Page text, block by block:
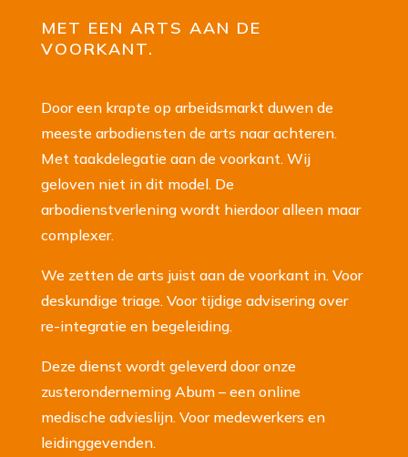
MET EEN ARTS AAN DE
VOORKANT.
Door een krapte op arbeidsmarkt duwen de
meeste arbodiensten de arts naar achteren.
Met taakdelegatie aan de voorkant. Wij
geloven niet in dit model. De
arbodienstverlening wordt hierdoor alleen maar
complexer.
We zetten de arts juist aan de voorkant in. Voor
deskundige triage. Voor tijdige advisering over
re-integratie en begeleiding.
Deze dienst wordt geleverd door onze
zusteronderneming Abum – een online
medische advieslijn. Voor medewerkers en
leidinggevenden.